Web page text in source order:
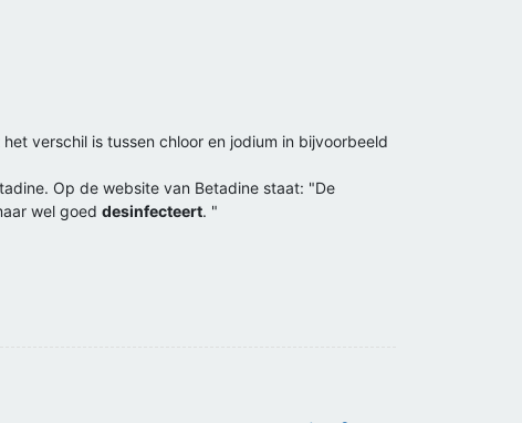
verschil is tussen chloor en jodium in bijvoorbeeld
Op de website van Betadine staat: "De
wel goed desinfecteert. "